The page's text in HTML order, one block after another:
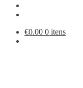
€0.00 0 itens